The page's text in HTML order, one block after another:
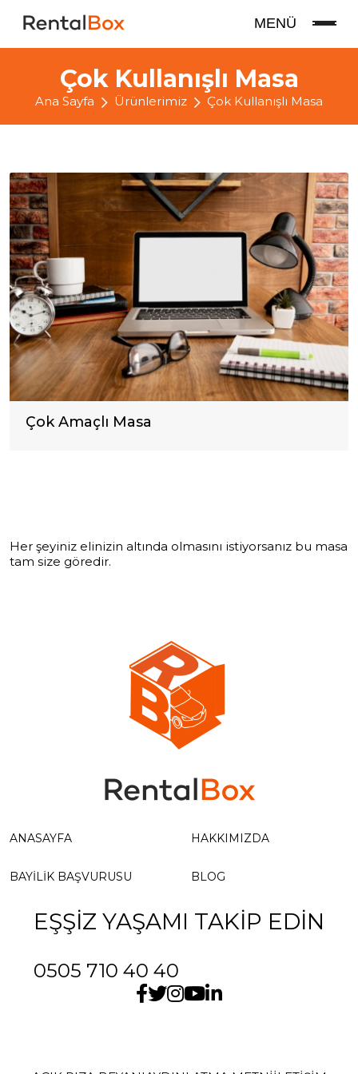
MENÜ
Çok Kullanışlı Masa
Ana Sayfa Ürünlerimiz Çok Kullanışlı Masa
Çok Amaçlı Masa
Her şeyiniz elinizin altında olmasını istiyorsanız bu masa
tam size göredir.
ANASAYFA HAKKIMIZDA
BAYILIK BAŞVURUSU BLOG
EŞŞİZ YAŞAMI TAKİP EDİN
0505 710 40 40